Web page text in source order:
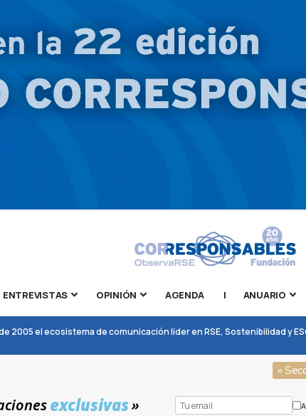
ENTREVISTAS OPINIÓN AGENDA | ANUARIO
2005 el ecosistema de comunicación líder en RSE, Sostenibilidad y
»
exclusivas»